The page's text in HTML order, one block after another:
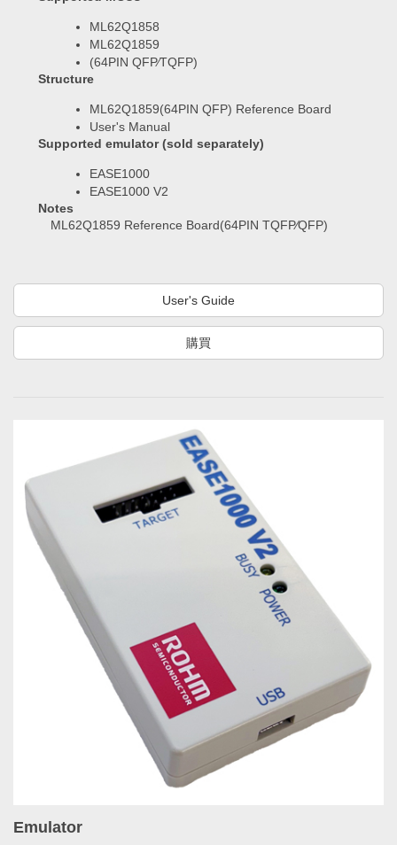
ML62Q1858
ML62Q1859
(64PIN QFP⁄TQFP)
Structure
ML62Q1859(64PIN QFP) Reference Board
User's Manual
Supported emulator (sold separately)
EASE1000
EASE1000 V2
Notes
ML62Q1859 Reference Board(64PIN TQFP⁄QFP)
User's Guide
購買
Emulator